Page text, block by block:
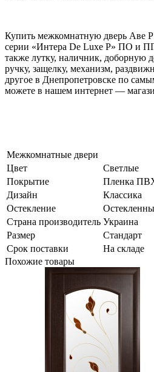
Купить межкомнатную дверь Аве
серии «Интера De Luxe Р» ПО и
также лутку, наличник, доборную
ручку, защелку, механизм,
другое в Днепропетровске по
можете в нашем интернет —
Межкомнатные двери
Цвет
Светлые
Покрытие
Пленка
Дизайн
Классика
Остекление
Страна производитель Украина
Размер
Стандарт
Срок поставки
На складе
Похожие товары